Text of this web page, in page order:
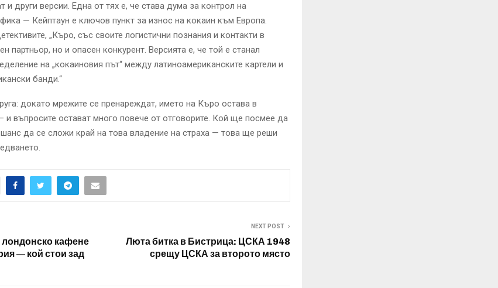
и други версии. Една от тях е, че става дума за контрол на
— Кейптаун е ключов пункт за износ на кокаин към Европа.
„Къро, със своите логистични познания и контакти в
партньор, но и опасен конкурент. Версията е, че той е станал
на „кокаиновия път“ между латиноамериканските картели и
банди.“
докато мрежите се пренареждат, името на Къро остава в
и въпросите остават много повече от отговорите. Кой ще посмее да
да се сложи край на това владение на страха — това ще реши
лондонско кафене
— кой стои зад
NEXT POST
Люта битка в Бистрица: ЦСКА 1948
срещу ЦСКА за второто място